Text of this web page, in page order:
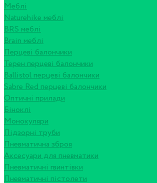
Меблі
Naturehike меблі
BRS меблі
Brain меблі
Перцеві балончики
Терен перцеві балончики
Ballistol перцеві балончики
Sabre Red перцеві балончики
Оптичні прилади
Біноклі
Монокуляри
Підзорні труби
Пневматична зброя
Аксесуари для пневматики
Пневматичні гвинтівки
Пневматичні пістолети